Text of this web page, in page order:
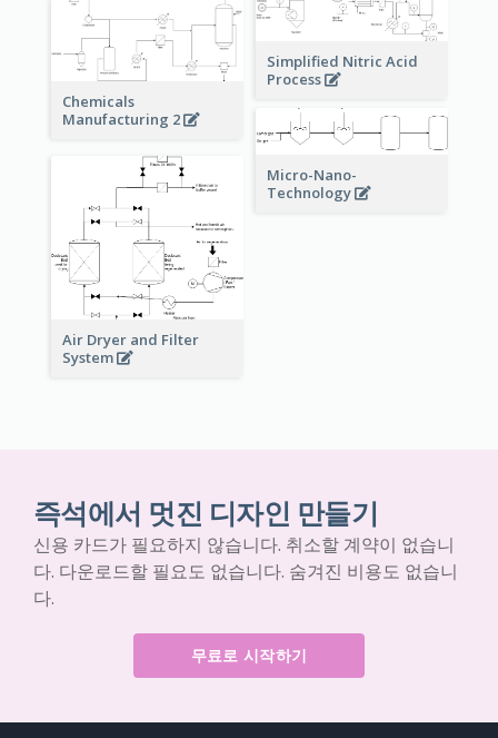
Simplified Nitric Acid
Process
Chemicals
Manufacturing 2
Micro-Nano-
Technology
Air Dryer and Filter
System
즉석에서 멋진 디자인 만들기
신용 카드가 필요하지 않습니다. 취소할 계약이 없습니
다. 다운로드할 필요도 없습니다. 숨겨진 비용도 없습니
다.
무료로 시작하기